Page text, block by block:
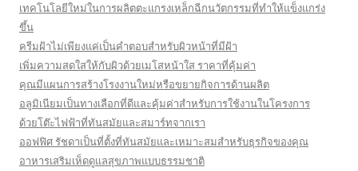
เทคโนโลยีใหม่ในการผลิตตะแกรงเหล็กฉีกนวัตกรรมที่ทำให้แข็งแกร่ง
ขึ้น
ครีมฝ้าไม่เพียงแค่เป็นคำตอบสำหรับผิวหน้าที่มีฝ้า
เพิ่มความสดใสให้กับผิวด้วยเมโสหน้าใส ราคาที่คุ้มค่า
คุณมีแผนการสร้างโรงงานใหม่หรือขยายกิจการด้านผลิต
อลูมิเนียมเป็นทางเลือกที่ดีและคุ้มค่าสำหรับการใช้งานในโครงการ
ด้วยโต๊ะไฟฟ้าที่ทันสมัยและสมาร์ทจากเรา
ออฟฟิศ รัชดาเป็นที่ตั้งที่ทันสมัยและเหมาะสมสำหรับธุรกิจของคุณ
อาหารเสริมเห็ดดูแลสุขภาพแบบธรรมชาติ